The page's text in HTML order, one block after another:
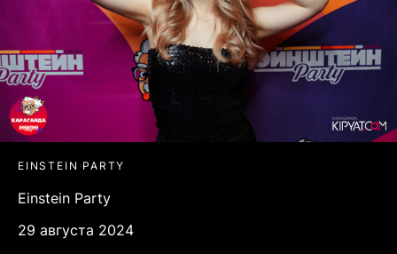
EINSTEIN PARTY
Einstein Party
29 августа 2024